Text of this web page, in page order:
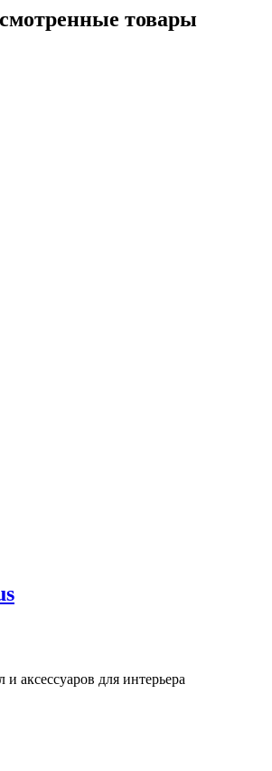
товары
и аксессуаров для интерьера